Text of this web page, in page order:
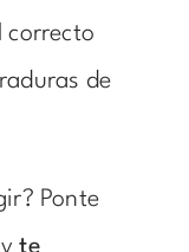
correcto
de
Ponte
yte